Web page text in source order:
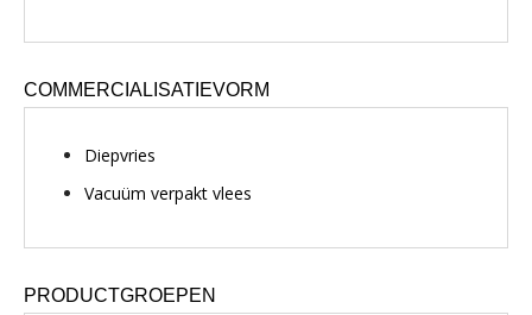
COMMERCIALISATIEVORM
Diepvries
Vacuüm verpakt vlees
PRODUCTGROEPEN